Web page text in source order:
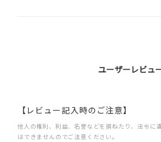
ユーザーレビュ
【レビュー記入時のご注意】
他人の権利、利益、名誉などを損ねたり、法令に
はできませんのでご注意ください。